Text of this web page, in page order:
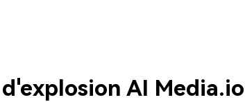
AI Media.io